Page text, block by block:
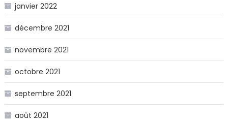
janvier 2022
décembre 2021
novembre 2021
octobre 2021
septembre 2021
août 2021